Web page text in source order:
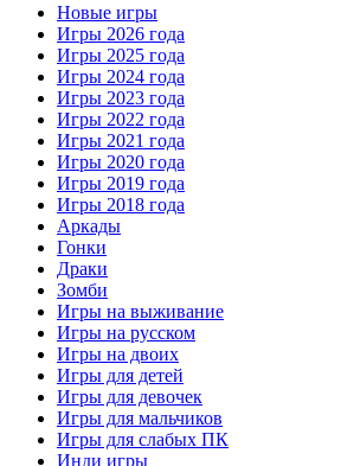
Новые игры
Игры 2026 года
Игры 2025 года
Игры 2024 года
Игры 2023 года
Игры 2022 года
Игры 2021 года
Игры 2020 года
Игры 2019 года
Игры 2018 года
Аркады
Гонки
Драки
Зомби
Игры на выживание
Игры на русском
Игры на двоих
Игры для детей
Игры для девочек
Игры для мальчиков
Игры для слабых ПК
Инди игры